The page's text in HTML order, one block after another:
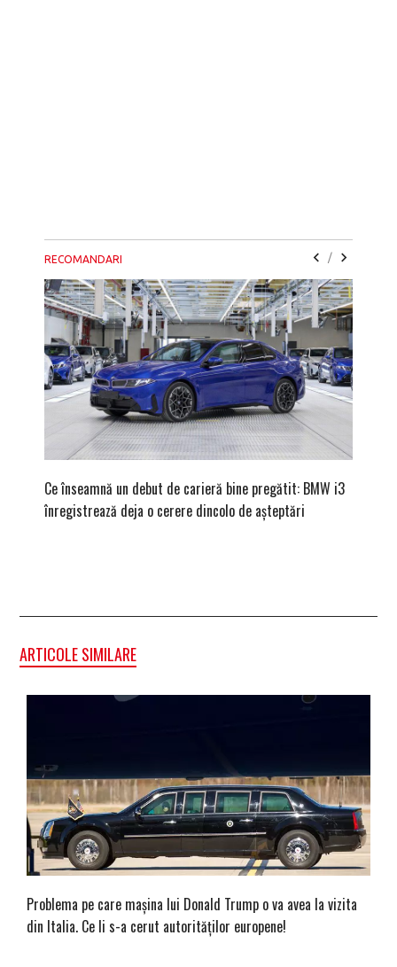
RECOMANDARI /
Ce înseamnă un debut de carieră bine pregătit: BMW i3
înregistrează deja o cerere dincolo de așteptări
ARTICOLE SIMILARE
Problema pe care mașina lui Donald Trump o va avea la vizita
din Italia. Ce li s-a cerut autorităților europene!